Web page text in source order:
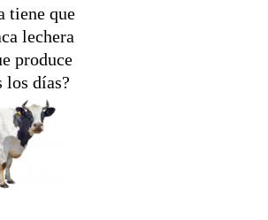
tiene que
lechera
produce
los días?
cabe en
baño!